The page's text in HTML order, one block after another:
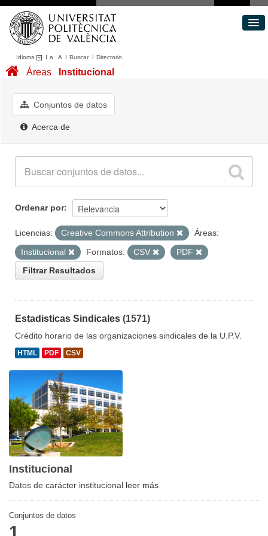
Idioma I a ·A I BuscarI Directorio
Conjuntos de datos
Acerca de
Áreas Institucional
Conjuntos de datos
Acerca de
Ordenar por
Licencias: Creative Commons Attribution
Áreas:
Institucional
Formatos: CSV
PDF
Filtrar Resultados
Estadisticas Sindicales (1571)
Crédito horario de las organizaciones sindicales de la U.P.V.
HTML PDF CSV
Institucional
Datos de carácter institucional leer más
Conjuntos de datos
1